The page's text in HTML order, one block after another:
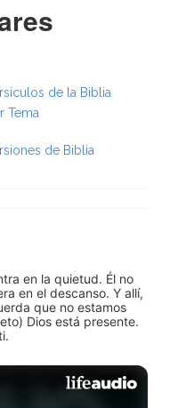
de la Biblia
Tema
de Biblia
en la quietud. Él no
en el descanso. Y allí,
que no estamos
Dios está presente.